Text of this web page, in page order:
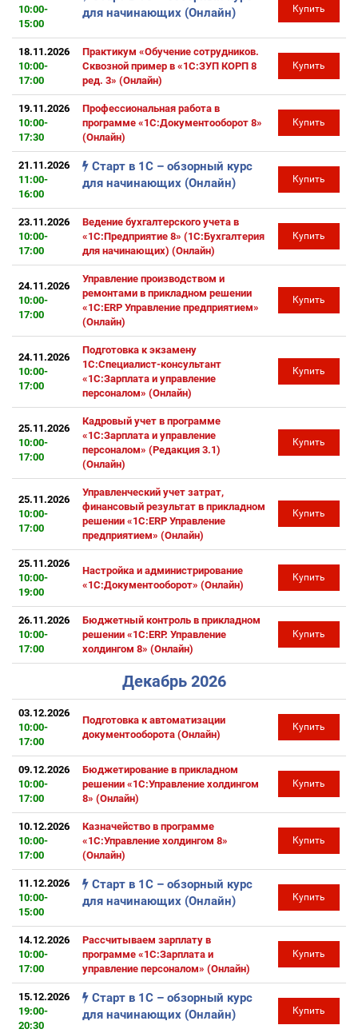
10:00-
15:00
для начинающих (Онлайн)
Купить
18.11.2026
10:00-
17:00
Практикум «Обучение сотрудников.
Сквозной пример в «1С:ЗУП КОРП 8
ред. 3» (Онлайн)
Купить
19.11.2026
10:00-
17:30
Профессиональная работа в
программе «1С:Документооборот 8»
(Онлайн)
Купить
21.11.2026
11:00-
16:00
Старт в 1С – обзорный курс
для начинающих (Онлайн)
Купить
23.11.2026
10:00-
17:00
Ведение бухгалтерского учета в
«1С:Предприятие 8» (1С:Бухгалтерия
для начинающих) (Онлайн)
Купить
24.11.2026
10:00-
17:00
Управление производством и
ремонтами в прикладном решении
«1С:ERP Управление предприятием»
(Онлайн)
Купить
24.11.2026
10:00-
17:00
Подготовка к экзамену
1С:Специалист-консультант
«1С:Зарплата и управление
персоналом» (Онлайн)
Купить
25.11.2026
10:00-
17:00
Кадровый учет в программе
«1С:Зарплата и управление
персоналом» (Редакция 3.1)
(Онлайн)
Купить
25.11.2026
10:00-
17:00
Управленческий учет затрат,
финансовый результат в прикладном
решении «1С:ERP Управление
предприятием» (Онлайн)
Купить
25.11.2026
10:00-
19:00
Настройка и администрирование
«1С:Документооборот» (Онлайн)
Купить
26.11.2026
10:00-
17:00
Бюджетный контроль в прикладном
решении «1С:ERP. Управление
холдингом 8» (Онлайн)
Купить
Декабрь 2026
03.12.2026
10:00-
17:00
Подготовка к автоматизации
документооборота (Онлайн)
Купить
09.12.2026
10:00-
17:00
Бюджетирование в прикладном
решении «1С:Управление холдингом
8» (Онлайн)
Купить
10.12.2026
10:00-
17:00
Казначейство в программе
«1С:Управление холдингом 8»
(Онлайн)
Купить
11.12.2026
10:00-
15:00
Старт в 1С – обзорный курс
для начинающих (Онлайн)
Купить
14.12.2026
10:00-
17:00
Рассчитываем зарплату в
программе «1С:Зарплата и
управление персоналом» (Онлайн)
Купить
15.12.2026
19:00-
20:30
Старт в 1С – обзорный курс
для начинающих (Онлайн)
Купить